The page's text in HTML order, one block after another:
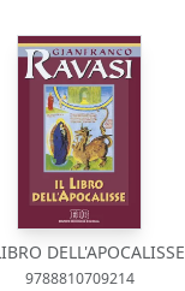
DELL'APOCALISSE
9788810709214